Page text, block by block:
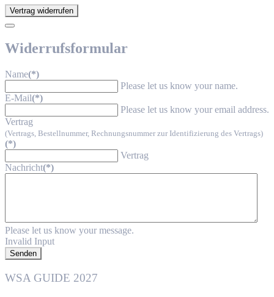
Vertrag widerrufen
Widerrufsformular
Name(*)
Please let us know your name.
E-Mail(*)
Please let us know your email address.
Vertrag
(Vertrags, Bestellnummer, Rechnungsnummer zur Identifizierung des Vertrags)
(*)
Vertrag
Nachricht(*)
Please let us know your message.
Invalid Input
Senden
WSA GUIDE 2027